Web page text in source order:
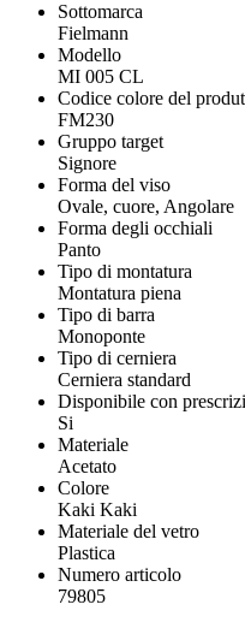
Sottomarca
Fielmann
Modello
MI 005 CL
Codice colore del
FM230
Gruppo target
Signore
Forma del viso
Ovale, cuore, Angolare
Forma degli occhiali
Panto
Tipo di montatura
Montatura piena
Tipo di barra
Monoponte
Tipo di cerniera
Cerniera standard
Disponibile con
Si
Materiale
Acetato
Colore
Kaki Kaki
Materiale del vetro
Plastica
Numero articolo
79805